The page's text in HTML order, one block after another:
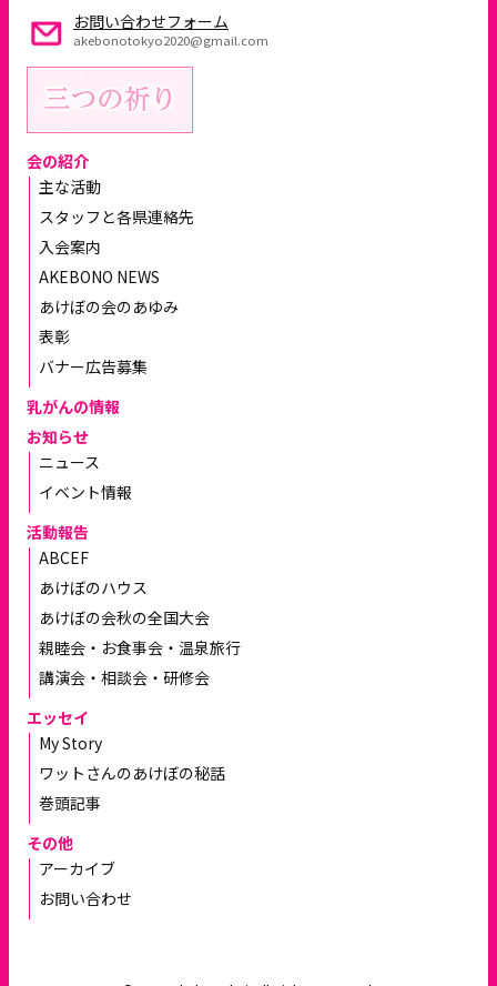
お問い合わせフォーム
akebonotokyo2020@gmail.com
会の紹介
主な活動
スタッフと各県連絡先
入会案内
AKEBONO NEWS
あけぼの会のあゆみ
表彰
バナー広告募集
乳がんの情報
お知らせ
ニュース
イベント情報
活動報告
ABCEF
あけぼのハウス
あけぼの会秋の全国大会
親睦会・お食事会・温泉旅行
講演会・相談会・研修会
エッセイ
My Story
ワットさんのあけぼの秘話
巻頭記事
その他
アーカイブ
お問い合わせ